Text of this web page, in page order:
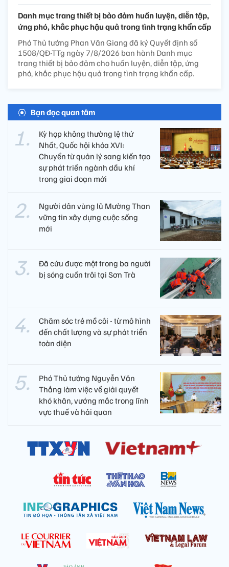
Danh mục trang thiết bị bảo đảm huấn luyện, diễn tập,
ứng phó, khắc phục hậu quả trong tình trạng khẩn cấp
Phó Thủ tướng Phan Văn Giang đã ký Quyết định số
1508/QĐ-TTg ngày 7/8/2026 ban hành Danh mục
trang thiết bị bảo đảm cho huấn luyện, diễn tập, ứng
phó, khắc phục hậu quả trong tình trạng khẩn cấp.
Bạn đọc quan tâm
Kỳ họp không thường lệ thứ
Nhất, Quốc hội khóa XVI:
Chuyển từ quản lý sang kiến tạo
sự phát triển ngành dầu khí
trong giai đoạn mới
Người dân vùng lũ Mường Than
vững tin xây dựng cuộc sống
mới
Đã cứu được một trong ba người
bị sóng cuốn trôi tại Sơn Trà
Chăm sóc trẻ mồ côi - từ mô hình
đến chất lượng và sự phát triển
toàn diện
Phó Thủ tướng Nguyễn Văn
Thắng làm việc về giải quyết
khó khăn, vướng mắc trong lĩnh
vực thuế và hải quan